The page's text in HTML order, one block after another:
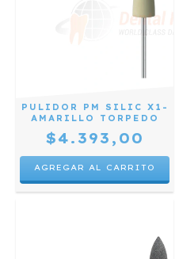
PULIDOR PM SILIC X1-
AMARILLO TORPEDO
$4.393,00